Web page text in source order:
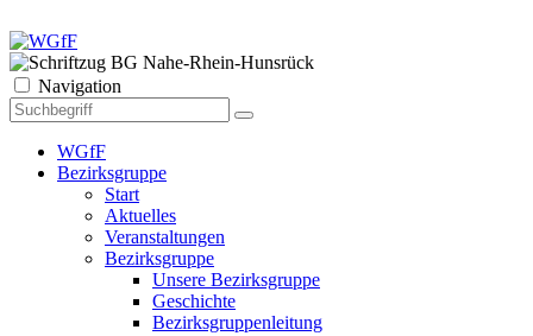
Navigation
WGfF
Bezirksgruppe
Start
Aktuelles
Veranstaltungen
Bezirksgruppe
Unsere Bezirksgruppe
Geschichte
Bezirksgruppenleitung